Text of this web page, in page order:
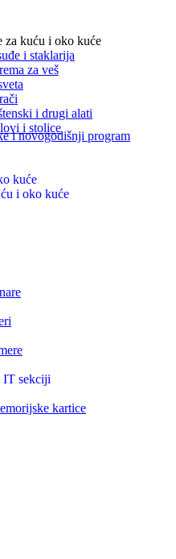
za kuću i oko kuće
i staklarija
za veš
i drugi alati
i stolice
i novogodišnji program
kuće
i oko kuće
IT sekciji
kartice